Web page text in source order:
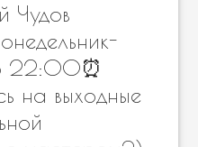
Чудов
22:00⏰
на выходные